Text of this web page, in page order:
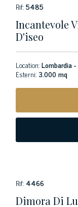
Rif:5485
Incantevole
D'iseo
Location:Lombardia
Esterni:3.000 mq
Rif: 4466
Dimora Di